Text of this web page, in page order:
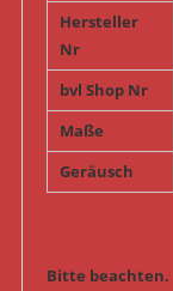
Hersteller
Nr
bvl Shop Nr
Maße
Geräusch
Bitte beachten.